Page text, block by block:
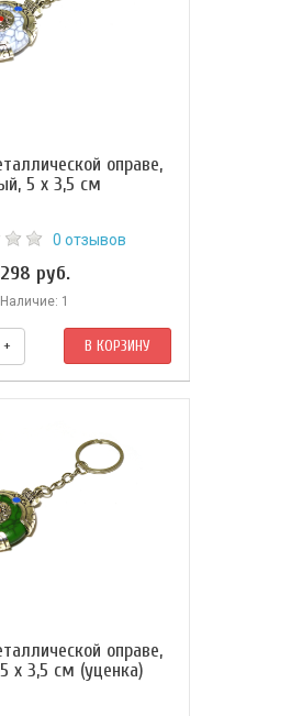
оправе,
5 х 3,5 см
0 отзывов
298 руб.
Наличие: 1
+ В КОРЗИНУ
оправе,
х 3,5 см (уценка)